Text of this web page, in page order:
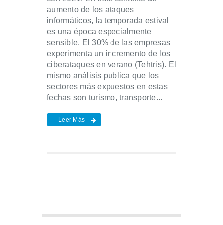
aumento de los ataques
informáticos, la temporada estival
es una época especialmente
sensible. El 30% de las empresas
experimenta un incremento de los
ciberataques en verano (Tehtris). El
mismo análisis publica que los
sectores más expuestos en estas
fechas son turismo, transporte...
Leer Más